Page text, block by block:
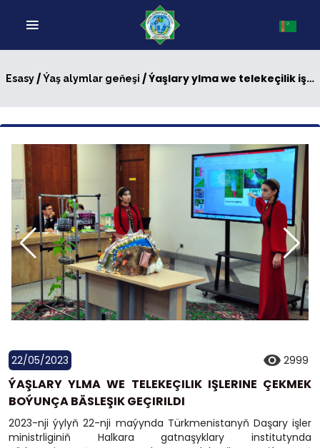
Esasy/Ýaş alymlar geňeşi / Ýaşlary ylma we telekeçilik işlerine çekmek boýunça bäsleşik geçirildi
22/05/2023 2999
ÝAŞLARY YLMA WE TELEKEÇILIK IŞLERINE ÇEKMEK
BOÝUNÇA BÄSLEŞIK GEÇIRILDI
2023-nji ýylyň 22-nji maýynda Türkmenistanyň Daşary işler
ministrliginiň Halkara gatnaşyklary institutynda